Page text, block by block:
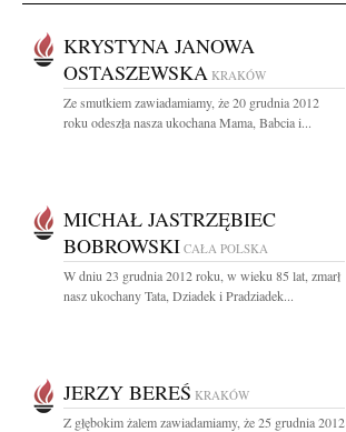
KRYSTYNA JANOWA
OSTASZEWSKA KRAKÓW
Ze smutkiem zawiadamiamy, że 20 grudnia 2012
roku odeszła nasza ukochana Mama, Babcia i...
MICHAŁ JASTRZĘBIEC
BOBROWSKI CAŁA POLSKA
W dniu 23 grudnia 2012 roku, w wieku 85 lat, zmarł
nasz ukochany Tata, Dziadek i Pradziadek...
JERZY BEREŚ KRAKÓW
Z głębokim żalem zawiadamiamy, że 25 grudnia 2012